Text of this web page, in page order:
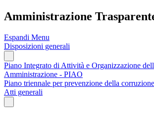
Amministrazione
Espandi Menu
Disposizioni generali
Piano Integrato di Attività e Organizzazione
Amministrazione - PIAO
Piano triennale per prevenzione della
Atti generali